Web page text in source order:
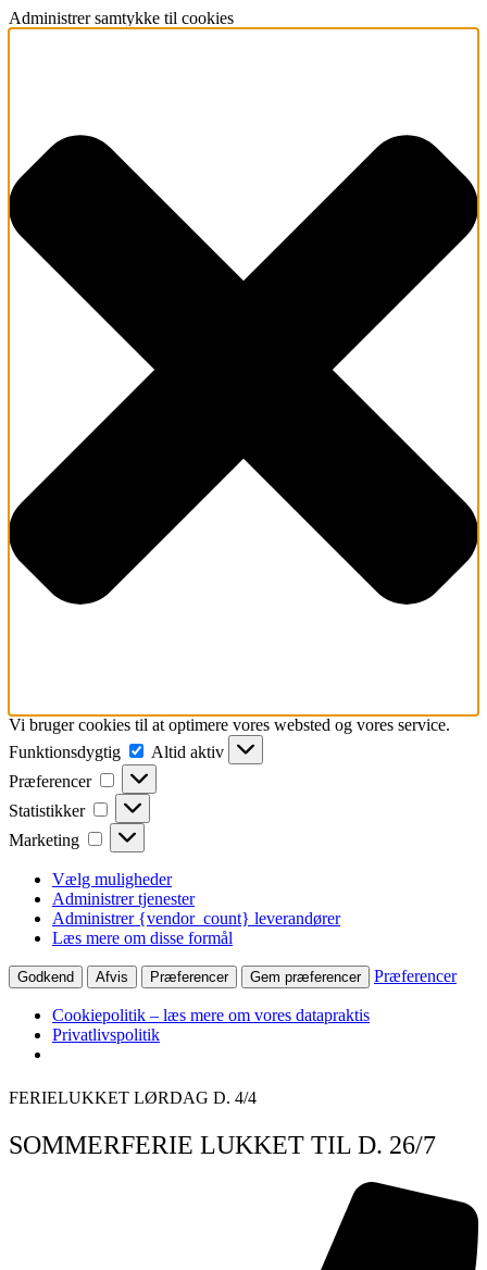
Administrer samtykke til cookies
Vi bruger cookies til at optimere vores websted og vores service.
Funktionsdygtig
Funktionsdygtig
Altid aktiv
Præferencer
Præferencer
Statistikker Statistikker
Marketing Marketing
Vælg muligheder
Administrer tjenester
Administrer {vendor_count} leverandører
Læs mere om disse formål
Godkend Afvis Præferencer Gem præferencer Præferencer
Cookiepolitik – læs mere om vores datapraktis
Privatlivspolitik
Videre
til
FERIELUKKET LØRDAG D. 4/4
SOMMERFERIE LUKKET TIL D. 26/7